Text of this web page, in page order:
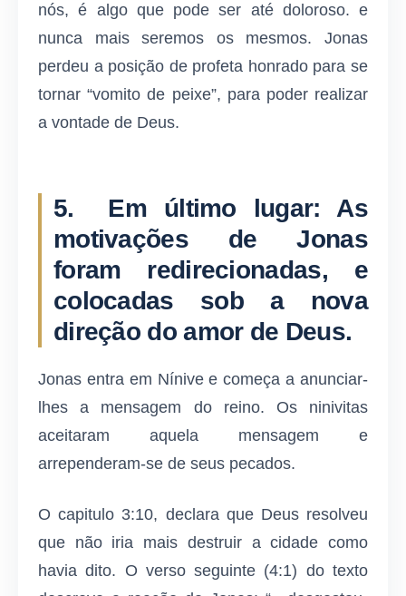
nós, é algo que pode ser até doloroso. e
nunca mais seremos os mesmos. Jonas
perdeu a posição de profeta honrado para se
tornar “vomito de peixe”, para poder realizar
a vontade de Deus.
5. Em último lugar: As
motivações de Jonas
foram redirecionadas, e
colocadas sob a nova
direção do amor de Deus.
Jonas entra em Nínive e começa a anunciar-
lhes a mensagem do reino. Os ninivitas
aceitaram aquela mensagem e
arrependeram-se de seus pecados.
O capitulo 3:10, declara que Deus resolveu
que não iria mais destruir a cidade como
havia dito. O verso seguinte (4:1) do texto